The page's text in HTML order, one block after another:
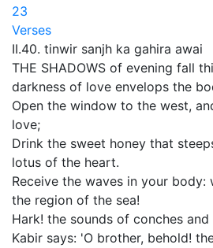
23
Verses
II.40. tinwir sanjh ka gahira awai
THE SHADOWS of evening fall
darkness of love envelops the
Open the window to the west,
love;
Drink the sweet honey that
lotus of the heart.
Receive the waves in your body:
the region of the sea!
Hark! the sounds of conches
Kabir says: 'O brother, behold!